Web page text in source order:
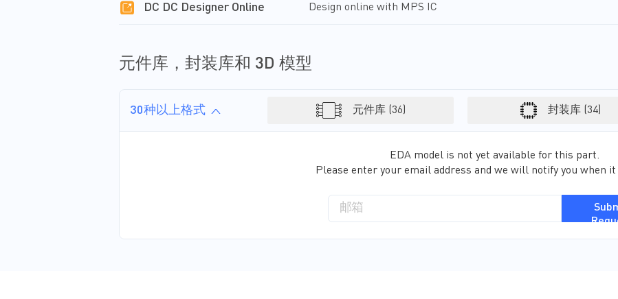
DC DC Designer Online Design online with MPS IC
元件库，封装库和 3D 模型
30种以上格式 元件库 (36) 封装库 (34)
EDA model is not yet available for this part.
Please enter your email address and we will notify you when it